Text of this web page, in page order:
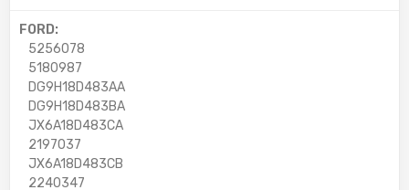
FORD:
5256078
5180987
DG9H18D483AA
DG9H18D483BA
JX6A18D483CA
2197037
JX6A18D483CB
2240347